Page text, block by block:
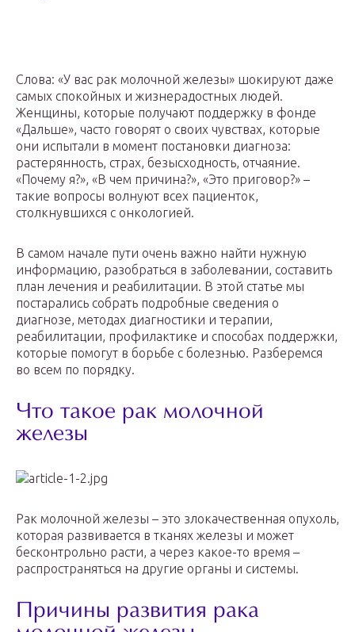
Слова: «У вас рак молочной железы» шокируют даже
самых спокойных и жизнерадостных людей.
Женщины, которые получают поддержку в фонде
«Дальше», часто говорят о своих чувствах, которые
они испытали в момент постановки диагноза:
растерянность, страх, безысходность, отчаяние.
«Почему я?», «В чем причина?», «Это приговор?» –
такие вопросы волнуют всех пациенток,
столкнувшихся с онкологией.
В самом начале пути очень важно найти нужную
информацию, разобраться в заболевании, составить
план лечения и реабилитации. В этой статье мы
постарались собрать подробные сведения о
диагнозе, методах диагностики и терапии,
реабилитации, профилактике и способах поддержки,
которые помогут в борьбе с болезнью. Разберемся
во всем по порядку.
Что такое рак молочной
железы
Рак молочной железы – это злокачественная опухоль,
которая развивается в тканях железы и может
бесконтрольно расти, а через какое-то время –
распространяться на другие органы и системы.
Причины развития рака